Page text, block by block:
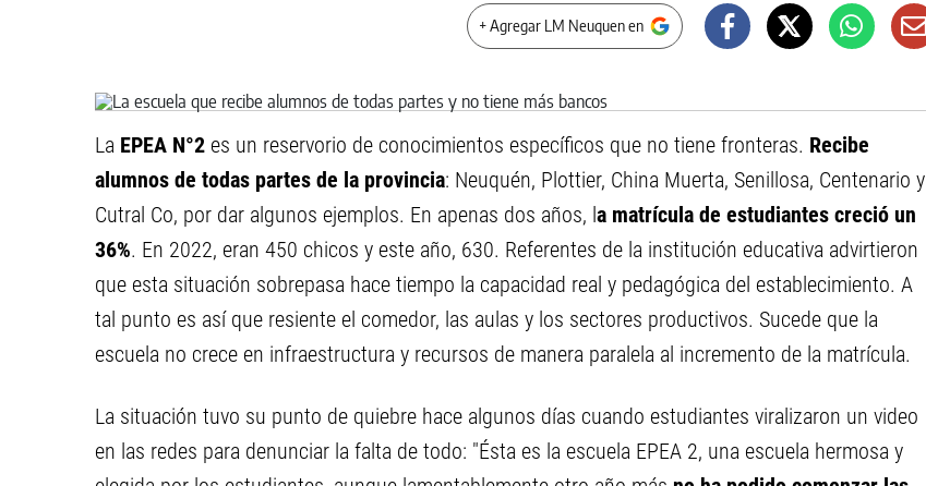
+ Agregar LM Neuquen en
La EPEA N°2 es un reservorio de conocimientos específicos que no tiene fronteras. Recibe
alumnos de todas partes de la provincia: Neuquén, Plottier, China Muerta, Senillosa, Centenario y
Cutral Co, por dar algunos ejemplos. En apenas dos años, la matrícula de estudiantes creció un
36%. En 2022, eran 450 chicos y este año, 630. Referentes de la institución educativa advirtieron
que esta situación sobrepasa hace tiempo la capacidad real y pedagógica del establecimiento. A
tal punto es así que resiente el comedor, las aulas y los sectores productivos. Sucede que la
escuela no crece en infraestructura y recursos de manera paralela al incremento de la matrícula.
La situación tuvo su punto de quiebre hace algunos días cuando estudiantes viralizaron un video
en las redes para denunciar la falta de todo: "Ésta es la escuela EPEA 2, una escuela hermosa y